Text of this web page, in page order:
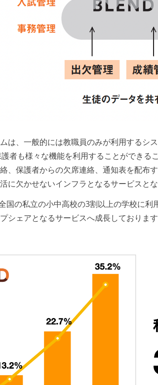
は、一般的には教職員のみが利用するシ
護者も様々な機能を利用することができる
、保護者からの欠席連絡、通知表を配布
に欠かせないインフラとなるサービスとな
国の私立の小中高校の3割以上の学校に利
シェアとなるサービスへ成長しております